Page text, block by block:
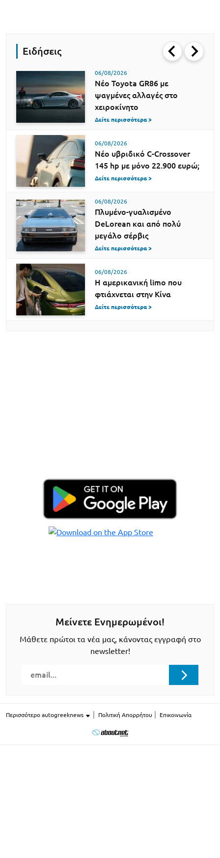
Ειδήσεις
06/08/2026
Νέο Toyota GR86 με
ψαγμένες αλλαγές στο
χειροκίνητο
Δείτε περισσότερα >
06/08/2026
Νέο υβριδικό C-Crossover
145 hp με μόνο 22.900 ευρώ;
Δείτε περισσότερα >
06/08/2026
Πλυμένο-γυαλισμένο
DeLorean και από πολύ
μεγάλο σέρβις
Δείτε περισσότερα >
06/08/2026
Η αμερικανική limo που
φτιάχνεται στην Κίνα
Δείτε περισσότερα >
Μείνετε Ενημερωμένοι!
Μάθετε πρώτοι τα νέα μας, κάνοντας εγγραφή στο
newsletter!
Περισσότερο autogreeknews Πολιτική Απορρήτου Επικοινωνία